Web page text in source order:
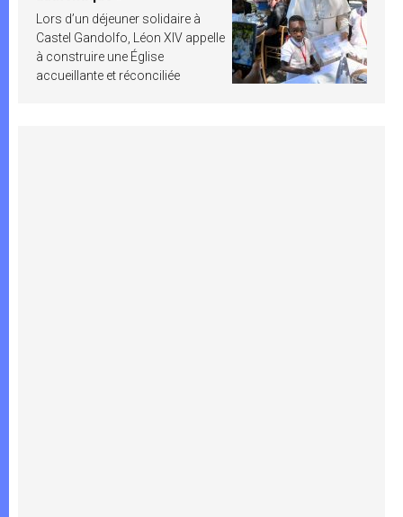
Lors d’un déjeuner solidaire à
Castel Gandolfo, Léon XIV appelle
à construire une Église
accueillante et réconciliée